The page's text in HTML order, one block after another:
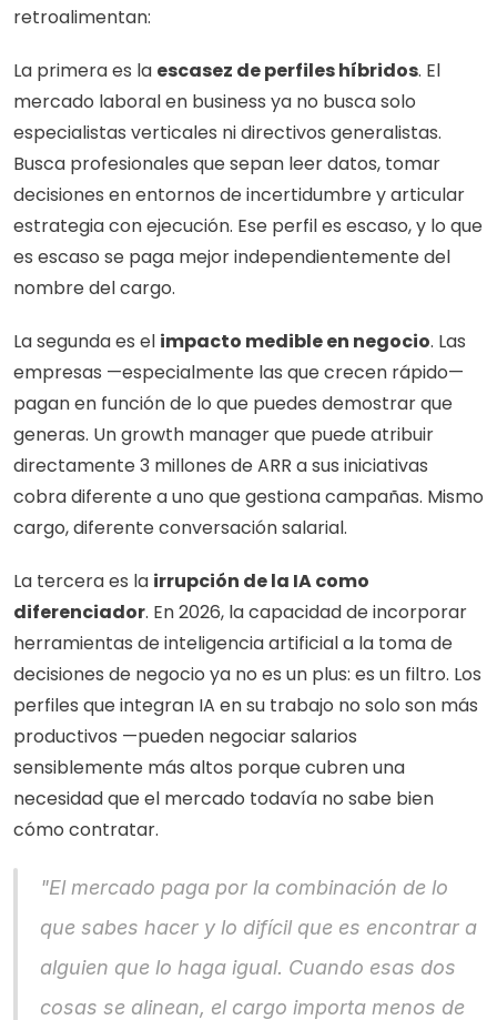
retroalimentan:
La primera es la escasez de perfiles híbridos. El
mercado laboral en business ya no busca solo
especialistas verticales ni directivos generalistas.
Busca profesionales que sepan leer datos, tomar
decisiones en entornos de incertidumbre y articular
estrategia con ejecución. Ese perfil es escaso, y lo que
es escaso se paga mejor independientemente del
nombre del cargo.
La segunda es el impacto medible en negocio. Las
empresas —especialmente las que crecen rápido—
pagan en función de lo que puedes demostrar que
generas. Un growth manager que puede atribuir
directamente 3 millones de ARR a sus iniciativas
cobra diferente a uno que gestiona campañas. Mismo
cargo, diferente conversación salarial.
La tercera es la irrupción de la IA como
diferenciador. En 2026, la capacidad de incorporar
herramientas de inteligencia artificial a la toma de
decisiones de negocio ya no es un plus: es un filtro. Los
perfiles que integran IA en su trabajo no solo son más
productivos —pueden negociar salarios
sensiblemente más altos porque cubren una
necesidad que el mercado todavía no sabe bien
cómo contratar.
"El mercado paga por la combinación de lo
que sabes hacer y lo difícil que es encontrar a
alguien que lo haga igual. Cuando esas dos
cosas se alinean, el cargo importa menos de